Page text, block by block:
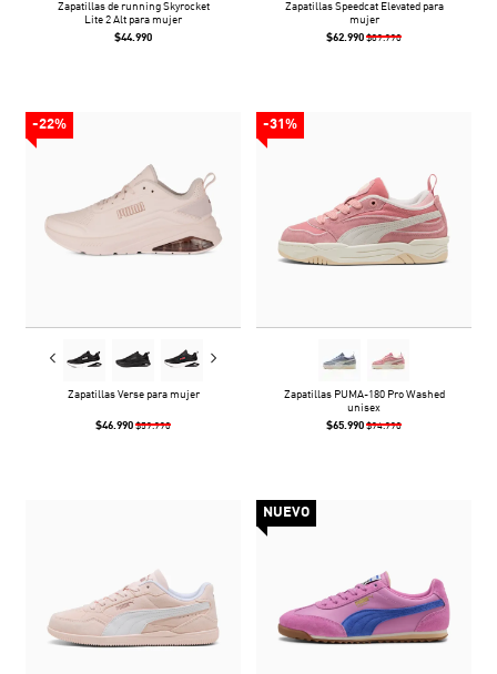
Zapatillas de running Skyrocket
Lite 2 Alt para mujer
$44.990
Zapatillas Speedcat Elevated para
mujer
$62.990 $89.990
-22%
Zapatillas Verse para mujer
$46.990 $59.990
-31%
Zapatillas PUMA-180 Pro Washed
unisex
$65.990 $94.990
NUEVO